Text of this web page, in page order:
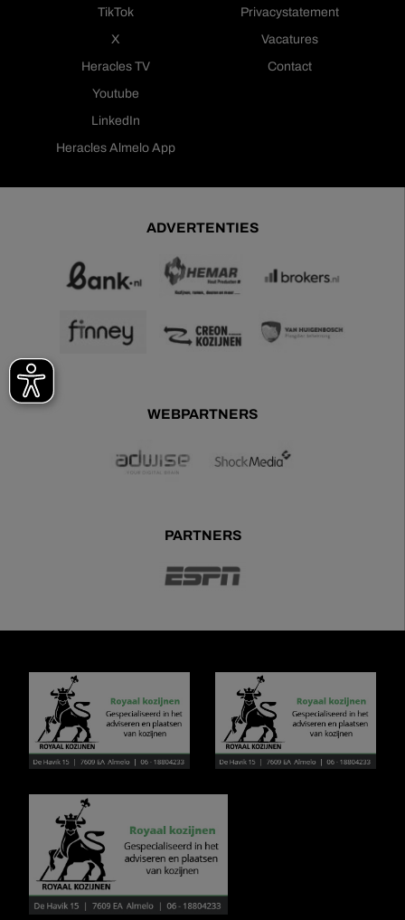
TikTok
X
Heracles TV
Youtube
LinkedIn
Heracles Almelo App
Privacystatement
Vacatures
Contact
ADVERTENTIES
WEBPARTNERS
PARTNERS